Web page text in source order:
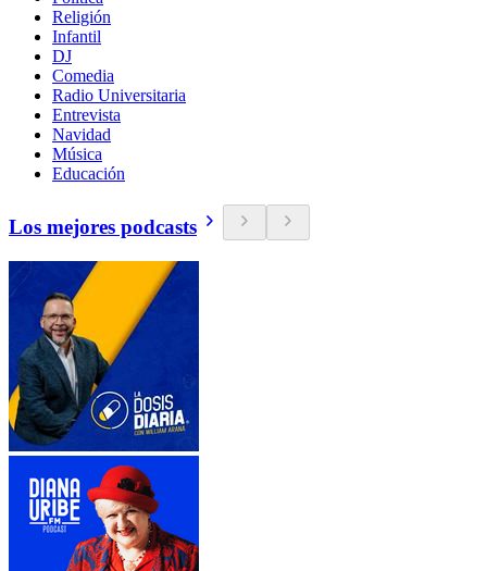
Religión
Infantil
DJ
Comedia
Radio Universitaria
Entrevista
Navidad
Música
Educación
Los mejores podcasts